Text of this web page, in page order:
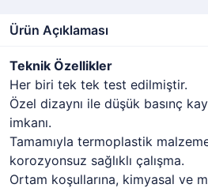
Ürün Açıklaması
Teknik Özellikler
Her biri tek tek test edilmiştir.
Özel dizaynı ile düşük basınç
imkanı.
Tamamıyla termoplastik
korozyonsuz sağlıklı çalışma.
Ortam koşullarına, kimyasal ve